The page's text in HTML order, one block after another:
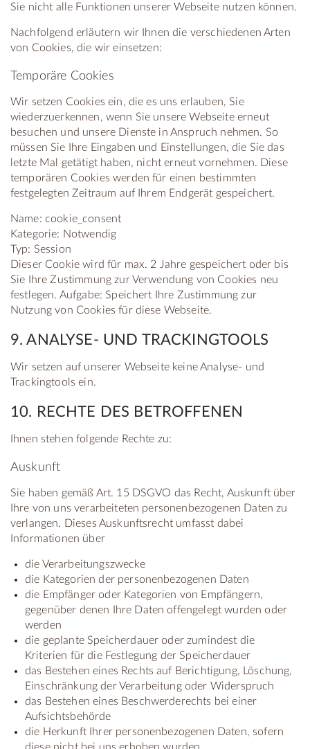
Sie nicht alle Funktionen unserer Webseite nutzen können.
Nachfolgend erläutern wir Ihnen die verschiedenen Arten
von Cookies, die wir einsetzen:
Temporäre Cookies
Wir setzen Cookies ein, die es uns erlauben, Sie
wiederzuerkennen, wenn Sie unsere Webseite erneut
besuchen und unsere Dienste in Anspruch nehmen. So
müssen Sie Ihre Eingaben und Einstellungen, die Sie das
letzte Mal getätigt haben, nicht erneut vornehmen. Diese
temporären Cookies werden für einen bestimmten
festgelegten Zeitraum auf Ihrem Endgerät gespeichert.
Name: cookie_consent
Kategorie: Notwendig
Typ: Session
Dieser Cookie wird für max. 2 Jahre gespeichert oder bis
Sie Ihre Zustimmung zur Verwendung von Cookies neu
festlegen. Aufgabe: Speichert Ihre Zustimmung zur
Nutzung von Cookies für diese Webseite.
9. ANALYSE- UND TRACKINGTOOLS
Wir setzen auf unserer Webseite keine Analyse- und
Trackingtools ein.
10. RECHTE DES BETROFFENEN
Ihnen stehen folgende Rechte zu:
Auskunft
Sie haben gemäß Art. 15 DSGVO das Recht, Auskunft über
Ihre von uns verarbeiteten personenbezogenen Daten zu
verlangen. Dieses Auskunftsrecht umfasst dabei
Informationen über
die Verarbeitungszwecke
die Kategorien der personenbezogenen Daten
die Empfänger oder Kategorien von Empfängern,
gegenüber denen Ihre Daten offengelegt wurden oder
werden
die geplante Speicherdauer oder zumindest die
Kriterien für die Festlegung der Speicherdauer
das Bestehen eines Rechts auf Berichtigung, Löschung,
Einschränkung der Verarbeitung oder Widerspruch
das Bestehen eines Beschwerderechts bei einer
Aufsichtsbehörde
die Herkunft Ihrer personenbezogenen Daten, sofern